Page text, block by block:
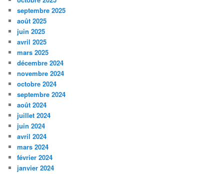
septembre 2025
août 2025
juin 2025
avril 2025
mars 2025
décembre 2024
novembre 2024
octobre 2024
septembre 2024
août 2024
juillet 2024
juin 2024
avril 2024
mars 2024
février 2024
janvier 2024